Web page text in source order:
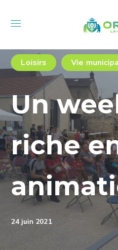
Loisirs Vie
Un
riche
24 juin 2021